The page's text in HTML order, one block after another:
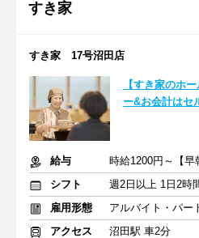
すき家
すき家 17号沼田店
【すき家のホ
ー&お会計はセ
給与
シフト
週2日以上 1日2時
雇用形態
アルバイト・パー
アクセス
沼田駅 車2分